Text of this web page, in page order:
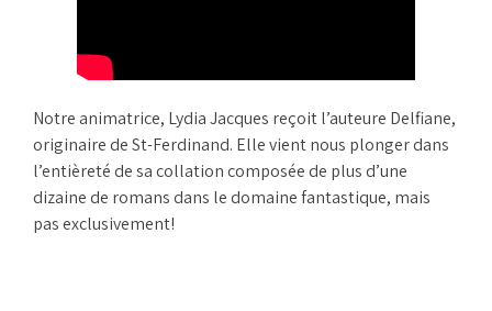
Notre animatrice, Lydia Jacques reçoit l’auteure Delfiane,
originaire de St-Ferdinand. Elle vient nous plonger dans
l’entièreté de sa collation composée de plus d’une
dizaine de romans dans le domaine fantastique, mais
pas exclusivement!